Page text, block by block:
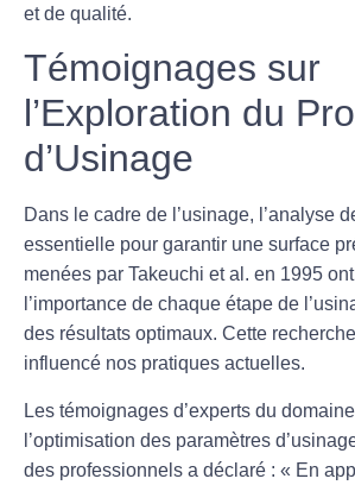
et de qualité.
Témoignages sur
l’Exploration du
d’Usinage
Dans le cadre de l’usinage, l’analyse
essentielle pour garantir une surface
menées par Takeuchi et al. en 1995
l’importance de chaque étape de
des résultats optimaux. Cette
influencé nos pratiques actuelles.
Les témoignages d’experts du
l’optimisation des paramètres
des professionnels a déclaré : « En